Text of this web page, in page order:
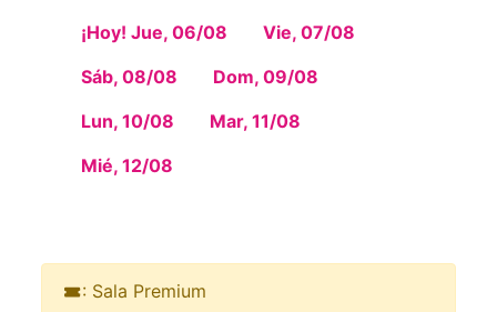
¡Hoy! Jue, 06/08
Vie, 07/08
Sáb, 08/08
Dom, 09/08
Lun, 10/08
Mar, 11/08
Mié, 12/08
: Sala Premium